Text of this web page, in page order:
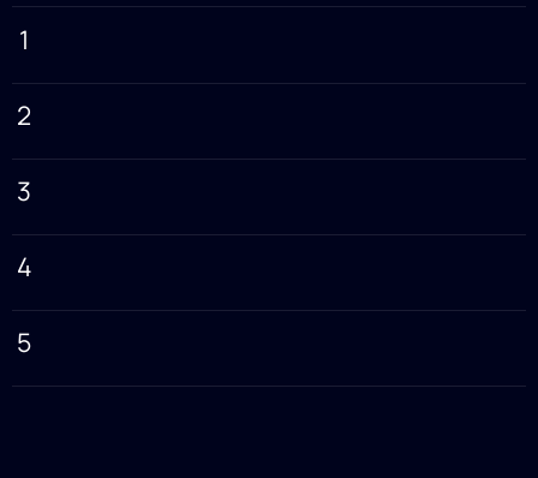
1
2
3
4
5